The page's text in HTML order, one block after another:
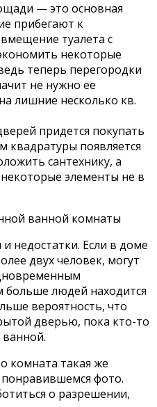
— это основная
прибегают к
туалета с
некоторые
теперь перегородки
не нужно ее
лишние несколько кв.
придется покупать
квадратуры появляется
сантехнику, а
элементы не в
недостатки. Если в доме
двух человек, могут
больше людей находится
вероятность, что
дверью, пока кто-то
комната такая же
понравившемся фото.
о разрешении,